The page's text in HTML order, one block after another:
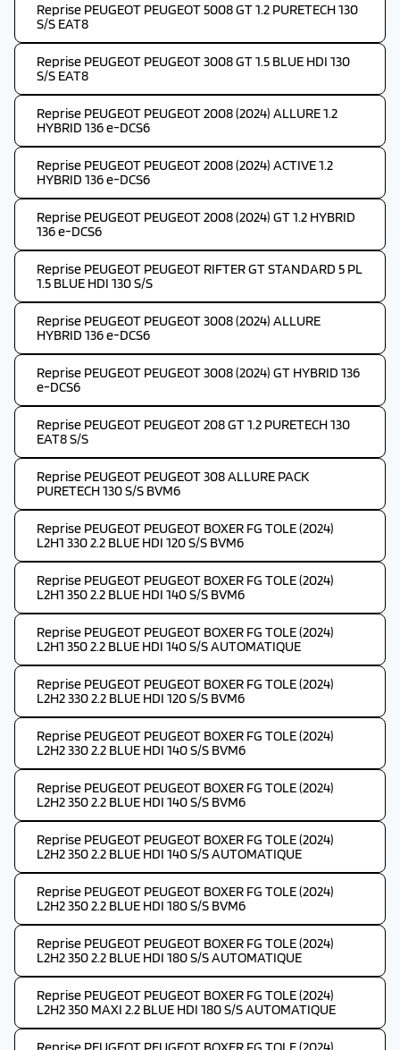
Reprise PEUGEOT PEUGEOT 5008 GT 1.2 PURETECH 130
S/S EAT8
Reprise PEUGEOT PEUGEOT 3008 GT 1.5 BLUE HDI 130
S/S EAT8
Reprise PEUGEOT PEUGEOT 2008 (2024) ALLURE 1.2
HYBRID 136 e-DCS6
Reprise PEUGEOT PEUGEOT 2008 (2024) ACTIVE 1.2
HYBRID 136 e-DCS6
Reprise PEUGEOT PEUGEOT 2008 (2024) GT 1.2 HYBRID
136 e-DCS6
Reprise PEUGEOT PEUGEOT RIFTER GT STANDARD 5 PL
1.5 BLUE HDI 130 S/S
Reprise PEUGEOT PEUGEOT 3008 (2024) ALLURE
HYBRID 136 e-DCS6
Reprise PEUGEOT PEUGEOT 3008 (2024) GT HYBRID 136
e-DCS6
Reprise PEUGEOT PEUGEOT 208 GT 1.2 PURETECH 130
EAT8 S/S
Reprise PEUGEOT PEUGEOT 308 ALLURE PACK
PURETECH 130 S/S BVM6
Reprise PEUGEOT PEUGEOT BOXER FG TOLE (2024)
L2H1 330 2.2 BLUE HDI 120 S/S BVM6
Reprise PEUGEOT PEUGEOT BOXER FG TOLE (2024)
L2H1 350 2.2 BLUE HDI 140 S/S BVM6
Reprise PEUGEOT PEUGEOT BOXER FG TOLE (2024)
L2H1 350 2.2 BLUE HDI 140 S/S AUTOMATIQUE
Reprise PEUGEOT PEUGEOT BOXER FG TOLE (2024)
L2H2 330 2.2 BLUE HDI 120 S/S BVM6
Reprise PEUGEOT PEUGEOT BOXER FG TOLE (2024)
L2H2 330 2.2 BLUE HDI 140 S/S BVM6
Reprise PEUGEOT PEUGEOT BOXER FG TOLE (2024)
L2H2 350 2.2 BLUE HDI 140 S/S BVM6
Reprise PEUGEOT PEUGEOT BOXER FG TOLE (2024)
L2H2 350 2.2 BLUE HDI 140 S/S AUTOMATIQUE
Reprise PEUGEOT PEUGEOT BOXER FG TOLE (2024)
L2H2 350 2.2 BLUE HDI 180 S/S BVM6
Reprise PEUGEOT PEUGEOT BOXER FG TOLE (2024)
L2H2 350 2.2 BLUE HDI 180 S/S AUTOMATIQUE
Reprise PEUGEOT PEUGEOT BOXER FG TOLE (2024)
L2H2 350 MAXI 2.2 BLUE HDI 180 S/S AUTOMATIQUE